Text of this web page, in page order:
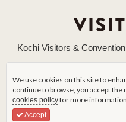
Kochi Visitors &
We use cookies on this site to
continue to browse, you accept the
cookies policyfor more
Accept